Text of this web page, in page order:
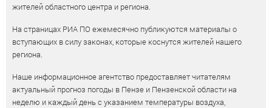
жителей областного центра и региона.
На страницах РИА ПО ежемесячно публикуются материалы о
вступающих в силу законах, которые коснутся жителей нашего
региона.
Наше информационное агентство предоставляет читателям
актуальный прогноз погоды в Пензе и Пензенской области на
неделю и каждый день с указанием температуры воздуха,